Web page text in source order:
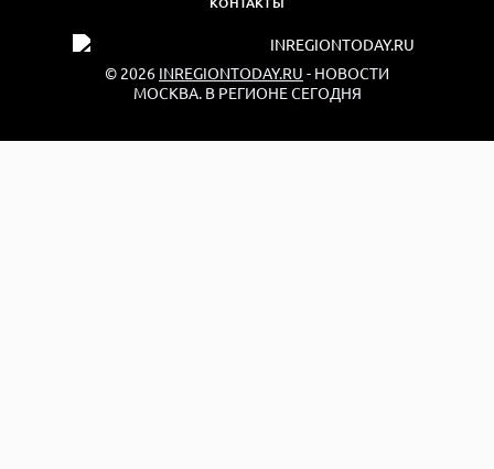
© 2026 INREGIONTODAY.RU - НОВОСТИ
МОСКВА. В РЕГИОНЕ СЕГОДНЯ